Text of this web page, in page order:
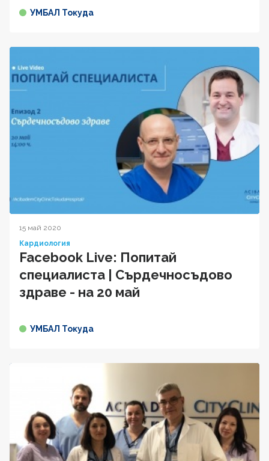
УМБАЛ Токуда
15 май 2020
Кардиология
Facebook Live: Попитай
специалиста | Сърдечносъдово
здраве - на 20 май
УМБАЛ Токуда